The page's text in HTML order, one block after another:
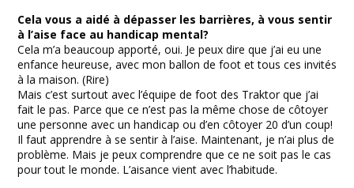
Cela vous a aidé à dépasser les barrières, à vous sentir
à l’aise face au handicap mental?
Cela m’a beaucoup apporté, oui. Je peux dire que j’ai eu une
enfance heureuse, avec mon ballon de foot et tous ces invités
à la maison. (Rire)
Mais c’est surtout avec l’équipe de foot des Traktor que j’ai
fait le pas. Parce que ce n’est pas la même chose de côtoyer
une personne avec un handicap ou d’en côtoyer 20 d’un coup!
Il faut apprendre à se sentir à l’aise. Maintenant, je n’ai plus de
problème. Mais je peux comprendre que ce ne soit pas le cas
pour tout le monde. L’aisance vient avec l’habitude.